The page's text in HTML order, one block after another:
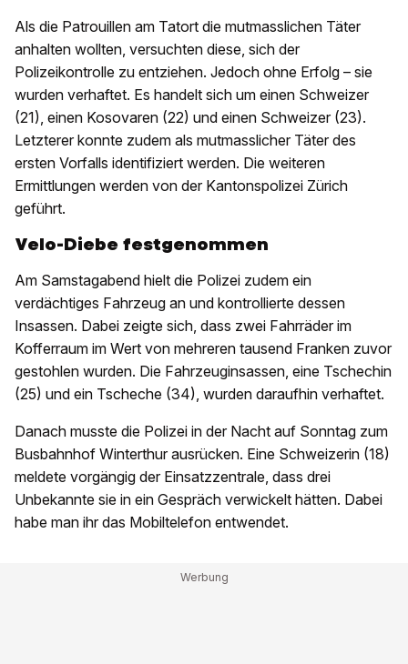
Als die Patrouillen am Tatort die mutmasslichen Täter
anhalten wollten, versuchten diese, sich der
Polizeikontrolle zu entziehen. Jedoch ohne Erfolg – sie
wurden verhaftet. Es handelt sich um einen Schweizer
(21), einen Kosovaren (22) und einen Schweizer (23).
Letzterer konnte zudem als mutmasslicher Täter des
ersten Vorfalls identifiziert werden. Die weiteren
Ermittlungen werden von der Kantonspolizei Zürich
geführt.
Velo-Diebe festgenommen
Am Samstagabend hielt die Polizei zudem ein
verdächtiges Fahrzeug an und kontrollierte dessen
Insassen. Dabei zeigte sich, dass zwei Fahrräder im
Kofferraum im Wert von mehreren tausend Franken zuvor
gestohlen wurden. Die Fahrzeuginsassen, eine Tschechin
(25) und ein Tscheche (34), wurden daraufhin verhaftet.
Danach musste die Polizei in der Nacht auf Sonntag zum
Busbahnhof Winterthur ausrücken. Eine Schweizerin (18)
meldete vorgängig der Einsatzzentrale, dass drei
Unbekannte sie in ein Gespräch verwickelt hätten. Dabei
habe man ihr das Mobiltelefon entwendet.